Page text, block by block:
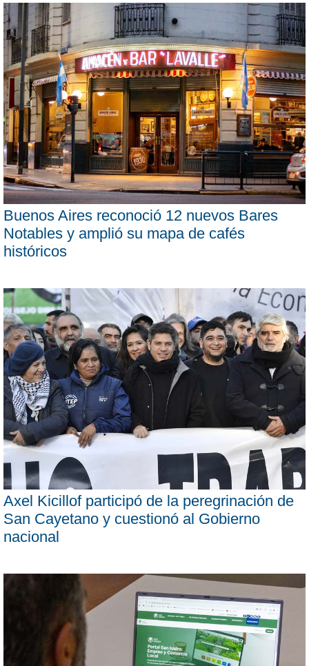
Buenos Aires reconoció 12 nuevos Bares
Notables y amplió su mapa de cafés
históricos
Axel Kicillof participó de la peregrinación de
San Cayetano y cuestionó al Gobierno
nacional